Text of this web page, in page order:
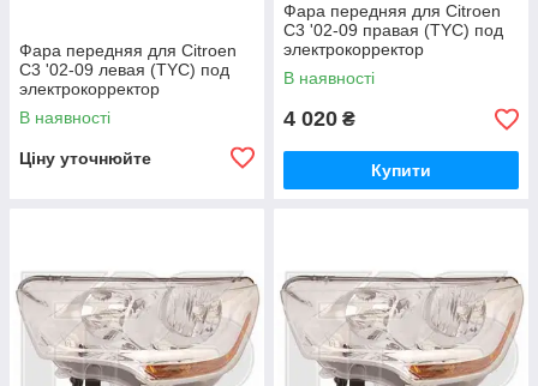
Фара передняя для Citroen
C3 '02-09 левая (TYC) под
электрокорректор
В наявності
Ціну уточнюйте
Фара передняя для Citroen
C3 '02-09 правая (TYC) под
электрокорректор
В наявності
4 020 ₴
Купити